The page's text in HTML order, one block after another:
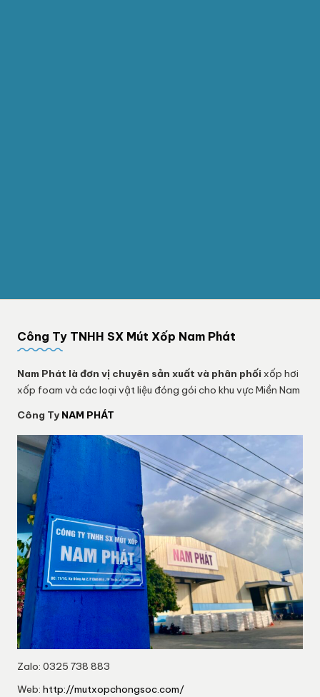
Công Ty TNHH SX Mút Xốp Nam Phát
Nam Phát là đơn vị chuyên sản xuất và phân phối xốp hơi
xốp foam và các loại vật liệu đóng gói cho khu vực Miền Nam
Công Ty NAM PHÁT
Zalo: 0325 738 883
Web: http://mutxopchongsoc.com/